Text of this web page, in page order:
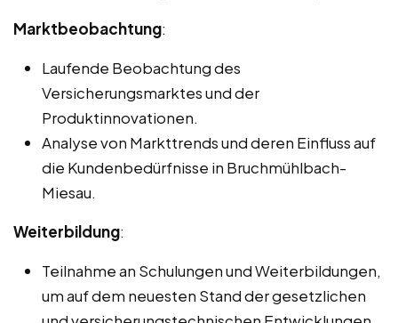
Marktbeobachtung:
Laufende Beobachtung des
Versicherungsmarktes und der
Produktinnovationen.
Analyse von Markttrends und deren Einfluss auf
die Kundenbedürfnisse in Bruchmühlbach-
Miesau.
Weiterbildung:
Teilnahme an Schulungen und Weiterbildungen,
um auf dem neuesten Stand der gesetzlichen